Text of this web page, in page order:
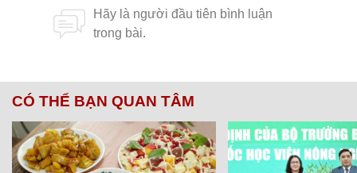
CÓ THỂ BẠN QUAN TÂM